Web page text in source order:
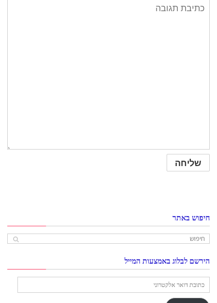
חיפוש באתר
הירשם לבלוג באמצעות המייל
אלקטרוני